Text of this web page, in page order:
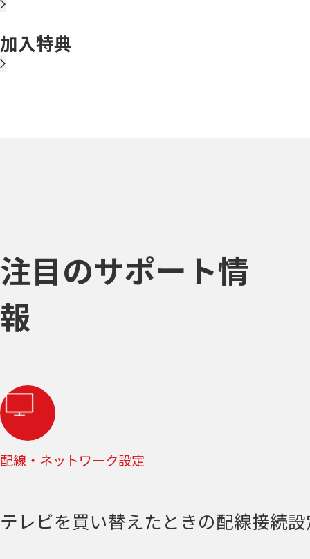
加入特典
注目のサポート情
報
配線・ネットワーク設定
テレビを買い替えたときの配線接続